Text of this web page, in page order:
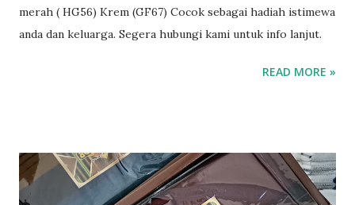
merah ( HG56) Krem (GF67) Cocok sebagai hadiah istimewa
anda dan keluarga. Segera hubungi kami untuk info lanjut.
READ MORE »